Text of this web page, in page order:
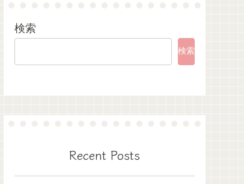
検索
検索
Recent Posts